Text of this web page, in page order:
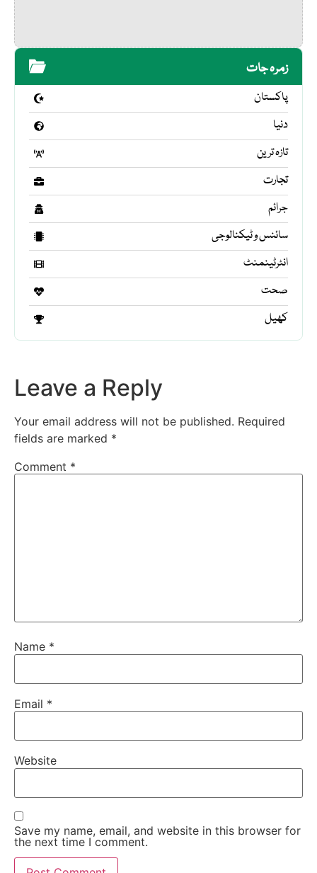
زمرہ جات
پاکستان
دنیا
تازہ ترین
تجارت
جرائم
سائنس و ٹیکنالوجی
انٹرٹینمنٹ
صحت
کھیل
Leave a Reply
Your email address will not be published. Required
fields are marked *
Comment *
Name *
Email *
Website
Save my name, email, and website in this browser for
the next time I comment.